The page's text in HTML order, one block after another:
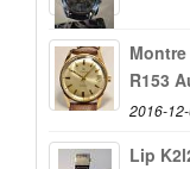
R153
2016-
Lip